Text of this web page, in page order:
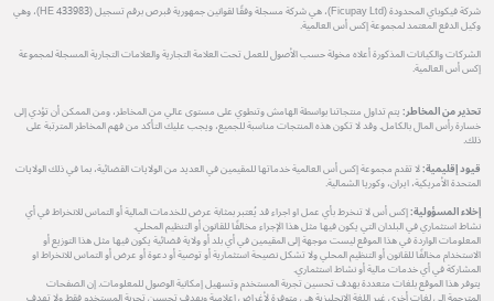
شركة فيكوباي المحدودة (Ficupay Ltd)، هي شركة مسجلة وفقًا لقوانين جمهورية قبرص برقم تسجيل (HE 433983)، وهي
وكيل الدفع المعتمد لمجموعة إكس أس العالمية.
الشركات والكيانات المذكورة أعلاه مخولة حسب الأصول للعمل تحت العلامة التجارية والعلامات التجارية المسجلة لمجموعة
إكس أس العالمية.
تحذير من المخاطر:يتم تداول منتجاتنا بواسطة الهامش وتنطوي على مستوى عالي من المخاطر، ومن الممكن أن تؤدي إلى
خسارة رأس المال بالكامل. وقد لا تكون هذه المنتجات مناسبة للجميع، ويجب عليك التأكد من فهم المخاطر المترتبة على
ذلك.
قيود إقليمية:لا تقدم مجموعة إكس أس العالمية خدماتها للمقيمين في العديد من الولايات القضائية، بما في ذلك الولايات
المتحدة الأمريكية، ايران، وكوريا الشمالية.
إخلاء المسؤولية:إكس أس لا تنخرط بأي عمل او اجراء قد يُعتبر بمثابة عرض للخدمات المالية أو التماس للانخراط في أي
نشاط استثماري في البلدان التي يكون فيها مثل هذا الإجراء مخالفًا للقانون أو التنظيم المحلي.
المعلومات الواردة في هذا الموقع ليست موجهة إلى المقيمين في أي بلد أو ولاية قضائية يكون فيها مثل هذا التوزيع أو
الاستخدام مخالفًا للقانون أو التنظيم المحلي ولا تشكل نصيحة استثمارية أو توصية أو دعوة أو عرض أو التماس للانخراط او
المشاركة في أي خدمات مالية أو نشاط استثماري.
يتوفر هذا الموقع بلغات متعددة بهدف تحسين تجربة المستخدم وتسهيل إمكانية الوصول للمعلومات. إن الصفحات